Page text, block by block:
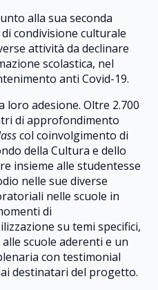
alla sua seconda
condivisione culturale
attività da declinare
scolastica, nel
anti Covid-19.
loro adesione. Oltre 2.700
di approfondimento
col coinvolgimento di
della Cultura e dello
insieme alle studentesse
nelle sue diverse
nelle scuole in
di
su temi specifici,
scuole aderenti e un
con testimonial
destinatari del progetto.